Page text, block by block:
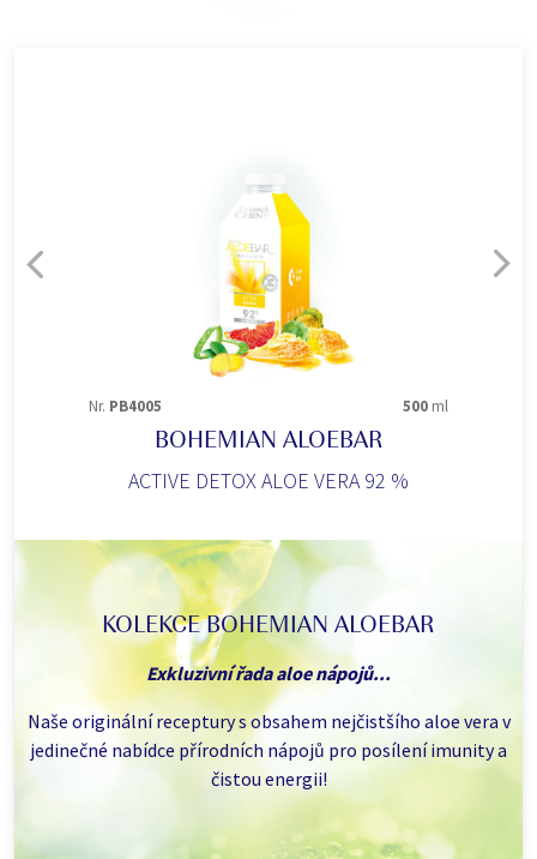
KOLEKCE BOHEMIAN ALOEBAR
Exkluzivní řada aloe nápojů...
Naše originální receptury s obsahem nejčistšího aloe vera v
jedinečné nabídce přírodních nápojů pro posílení imunity a
čistou energii!
Nr. PB4005 500 ml
BOHEMIAN ALOEBAR
ACTIVE DETOX ALOE VERA 92 %